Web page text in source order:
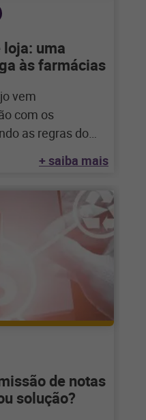
loja: uma
às farmácias
vem
com os
as regras do
+ saiba mais
de notas
solução?